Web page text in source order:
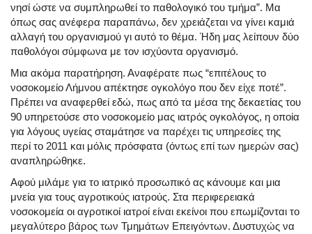
νησί ώστε να συμπληρωθεί το παθολογικό του τμήμα”. Μα
όπως σας ανέφερα παραπάνω, δεν χρειάζεται να γίνει καμιά
αλλαγή του οργανισμού γι αυτό το θέμα. Ήδη μας λείπουν δύο
παθολόγοι σύμφωνα με τον ισχύοντα οργανισμό.
Μια ακόμα παρατήρηση. Αναφέρατε πως “επιτέλους το
νοσοκομείο Λήμνου απέκτησε ογκολόγο που δεν είχε ποτέ”.
Πρέπει να αναφερθεί εδώ, πως από τα μέσα της δεκαετίας του
90 υπηρετούσε στο νοσοκομείο μας ιατρός ογκολόγος, η οποία
για λόγους υγείας σταμάτησε να παρέχει τις υπηρεσίες της
περί το 2011 και μόλις πρόσφατα (όντως επί των ημερών σας)
αναπληρώθηκε.
Αφού μιλάμε για το ιατρικό προσωπικό ας κάνουμε και μια
μνεία για τους αγροτικούς ιατρούς. Στα περιφερειακά
νοσοκομεία οι αγροτικοί ιατροί είναι εκείνοι που επωμίζονται το
μεγαλύτερο βάρος των Τμημάτων Επειγόντων. Δυστυχώς να